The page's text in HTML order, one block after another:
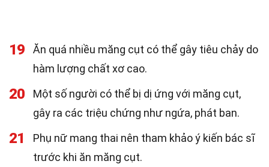
19
Ăn quá nhiều măng cụt có thể gây tiêu chảy do
hàm lượng chất xơ cao.
20
Một số người có thể bị dị ứng với măng cụt,
gây ra các triệu chứng như ngứa, phát ban.
21
Phụ nữ mang thai nên tham khảo ý kiến bác sĩ
trước khi ăn măng cụt.